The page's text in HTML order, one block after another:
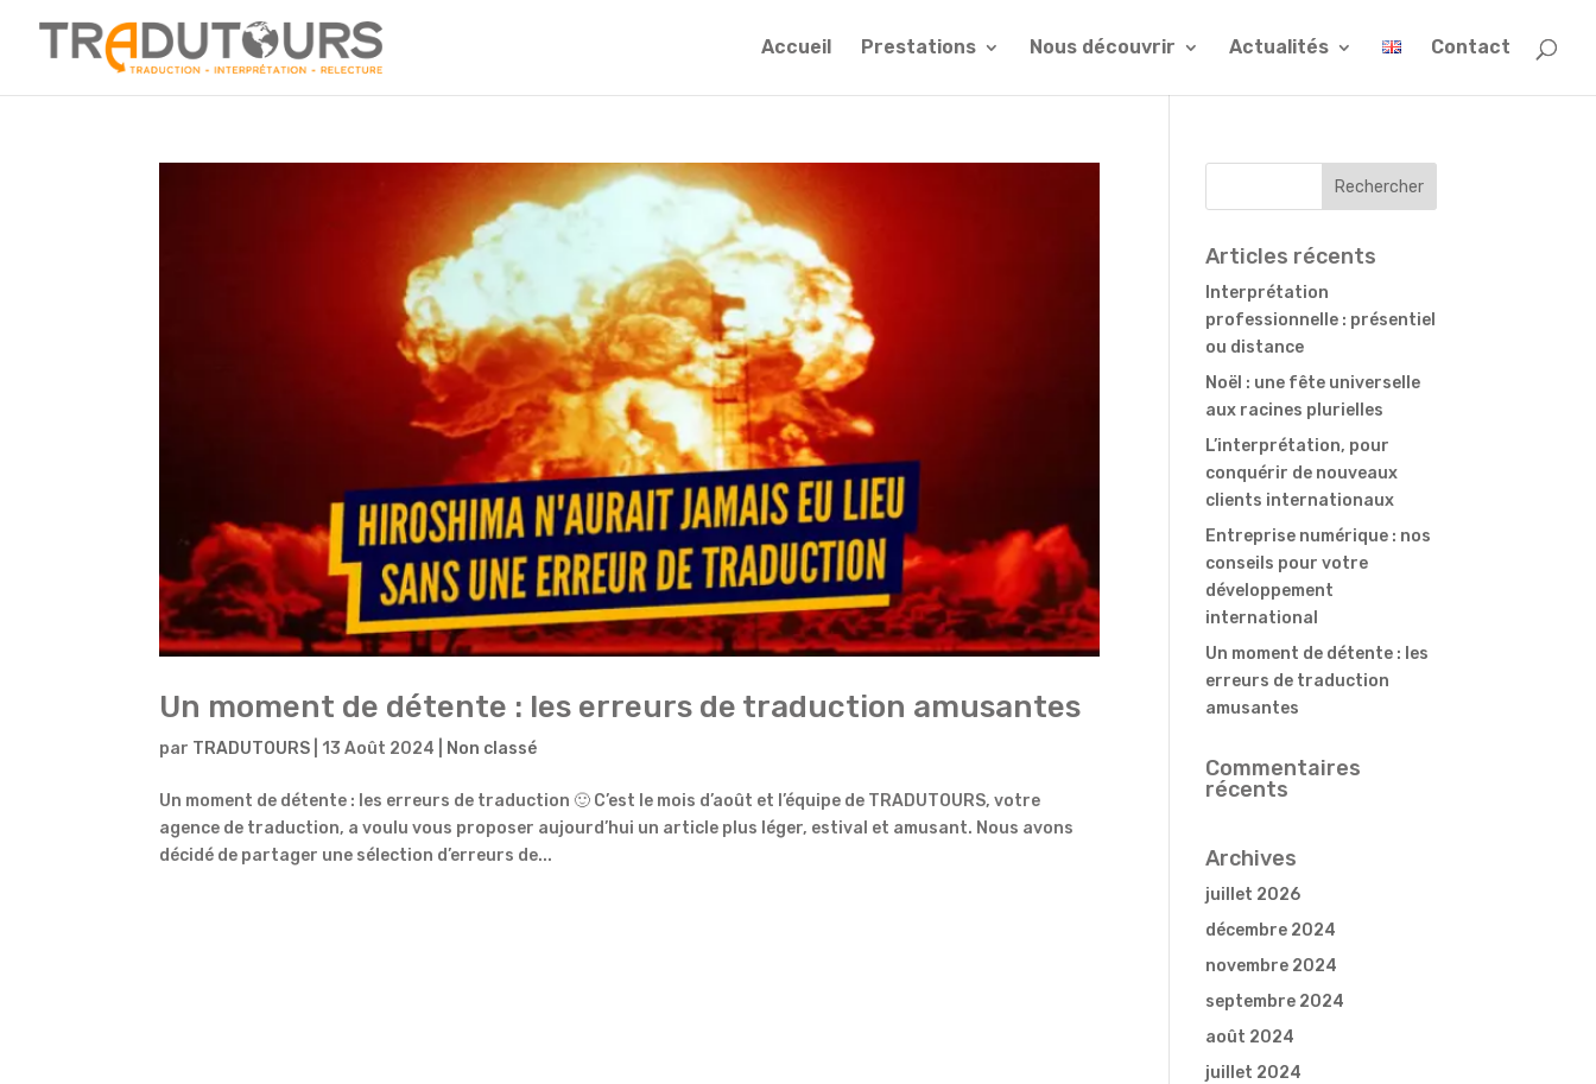
Accueil Prestations Nous découvrir Actualités Contact
Un moment de détente : les erreurs de traduction amusantes
par TRADUTOURS 13 Août 2024 Non classé
Un moment de détente : les erreurs de traduction 🙂 C’est le mois d’août et l’équipe de TRADUTOURS, votre
agence de traduction, a voulu vous proposer aujourd’hui un article plus léger, estival et amusant. Nous avons
décidé de partager une sélection d’erreurs de...
Articles récents
Interprétation
professionnelle : présentiel
ou distance
Noël : une fête universelle
aux racines plurielles
L’interprétation, pour
conquérir de nouveaux
clients internationaux
Entreprise numérique : nos
conseils pour votre
développement
international
Un moment de détente : les
erreurs de traduction
amusantes
Commentaires
récents
Archives
juillet 2026
décembre 2024
novembre 2024
septembre 2024
août 2024
juillet 2024